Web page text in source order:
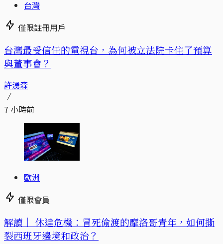
台灣
僅限註冊用戶
台灣最受信任的電視台，為何被立法院卡住了預算
與董事會？
許湧森
7 小時前
歐洲
僅限會員
解讀｜ 休達危機：冒死偷渡的摩洛哥青年，如何撕
裂西班牙邊境和政治？